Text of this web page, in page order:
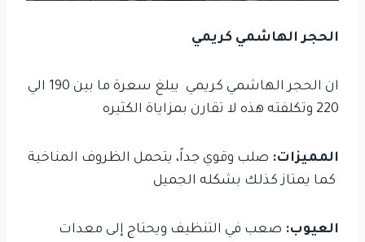
الحجر الهاشمي كريمي
ان الحجر الهاشمي كريمي يبلغ سعرة ما بين 190 الي
220 وتكلفته هذه لا تقارن بمزاياة الكثيره
المميزات: صلب وقوي جداً، يتحمل الظروف المناخية
كما يمتاز كذلك بشكله الجميل
العيوب: صعب في التنظيف ويحتاج إلى معدات